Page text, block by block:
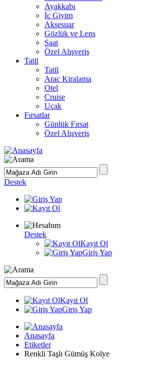
Ayakkabı
İç Giyim
Aksesuar
Gözlük ve Lens
Saat
Özel Alışveriş
Tatil
Tatil
Araç Kiralama
Otel
Cruise
Uçak
Fırsatlar
Günlük Fırsat
Özel Alışveriş
Destek
Destek
Kayıt Ol
Giriş Yap
Kayıt Ol
Giriş Yap
Anasayfa
Etiketler
Renkli Taşlı Gümüş Kolye